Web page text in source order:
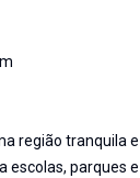
região tranquila
escolas, parques